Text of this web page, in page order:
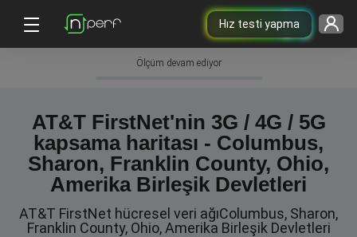
Hız testi yapma
Ölçüm devam ediyor
AT&T FirstNet'nin 3G / 4G / 5G
kapsama haritası - Columbus,
Sharon, Franklin County, Ohio,
Amerika Birleşik Devletleri
AT&T FirstNet hücresel veri ağıColumbus, Sharon,
Franklin County, Ohio, Amerika Birleşik Devletleri